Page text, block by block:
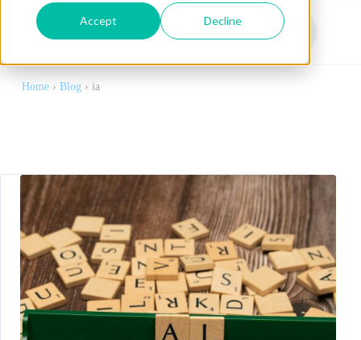
Accept Decline
Home› Blog› ia